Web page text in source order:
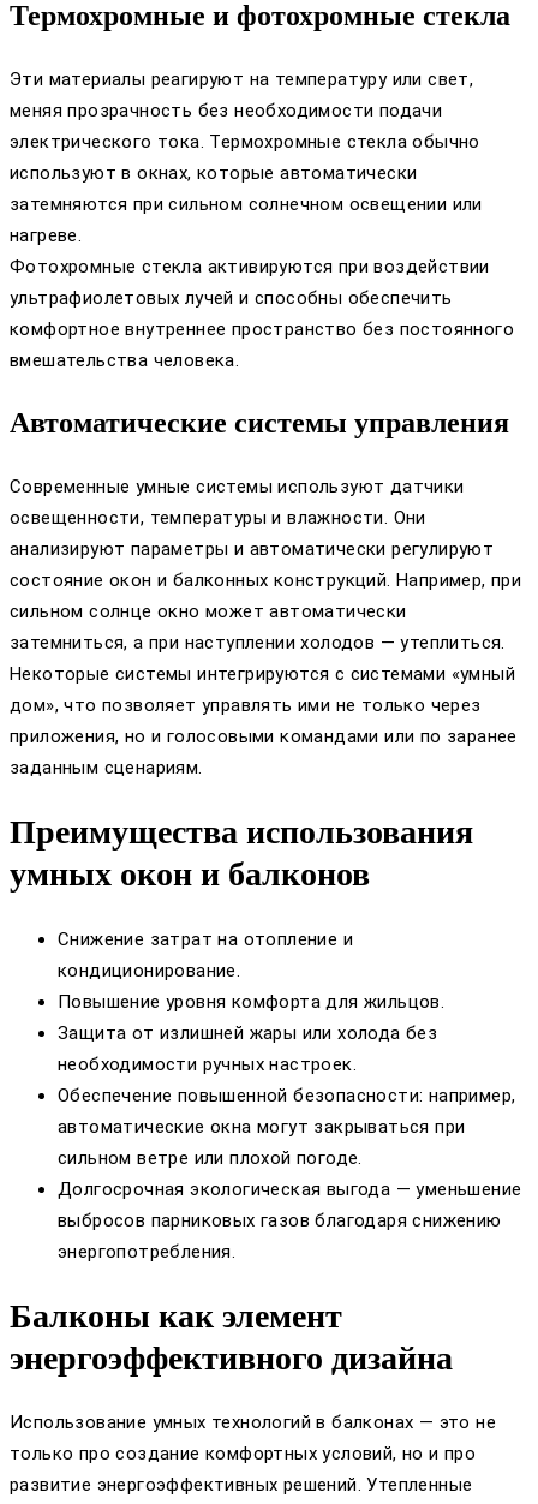
Термохромные и фотохромные стекла
Эти материалы реагируют на температуру или свет,
меняя прозрачность без необходимости подачи
электрического тока. Термохромные стекла обычно
используют в окнах, которые автоматически
затемняются при сильном солнечном освещении или
нагреве.
Фотохромные стекла активируются при воздействии
ультрафиолетовых лучей и способны обеспечить
комфортное внутреннее пространство без постоянного
вмешательства человека.
Автоматические системы управления
Современные умные системы используют датчики
освещенности, температуры и влажности. Они
анализируют параметры и автоматически регулируют
состояние окон и балконных конструкций. Например, при
сильном солнце окно может автоматически
затемниться, а при наступлении холодов — утеплиться.
Некоторые системы интегрируются с системами «умный
дом», что позволяет управлять ими не только через
приложения, но и голосовыми командами или по заранее
заданным сценариям.
Преимущества использования
умных окон и балконов
Снижение затрат на отопление и
кондиционирование.
Повышение уровня комфорта для жильцов.
Защита от излишней жары или холода без
необходимости ручных настроек.
Обеспечение повышенной безопасности: например,
автоматические окна могут закрываться при
сильном ветре или плохой погоде.
Долгосрочная экологическая выгода — уменьшение
выбросов парниковых газов благодаря снижению
энергопотребления.
Балконы как элемент
энергоэффективного дизайна
Использование умных технологий в балконах — это не
только про создание комфортных условий, но и про
развитие энергоэффективных решений. Утепленные